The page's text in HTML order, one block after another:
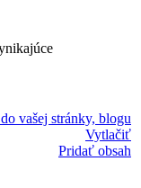
do vašej stránky, blogu
Vytlačiť
Pridať obsah